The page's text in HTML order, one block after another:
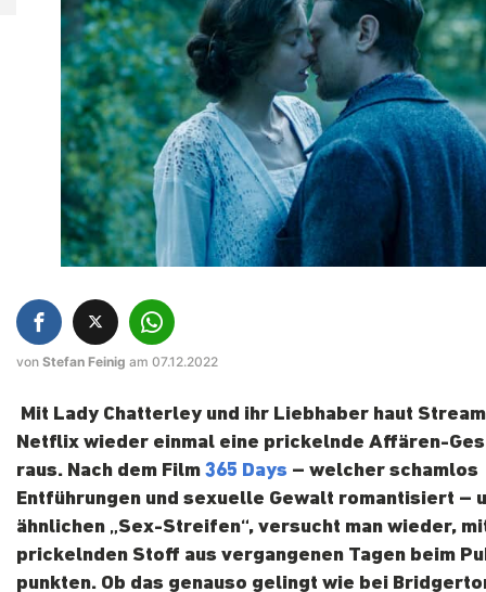
von Stefan Feinig am 07.12.2022
Mit Lady Chatterley und ihr Liebhaber haut
Netflix wieder einmal eine prickelnde Affären-
raus. Nach dem Film 365 Days – welcher schamlos
Entführungen und sexuelle Gewalt romantisiert –
ähnlichen „Sex-Streifen“, versucht man wieder,
prickelnden Stoff aus vergangenen Tagen beim
punkten. Ob das genauso gelingt wie bei